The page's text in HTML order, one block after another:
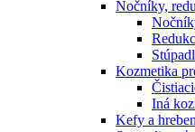
Nočníky,
Kozmetika
Iná
Kefy a